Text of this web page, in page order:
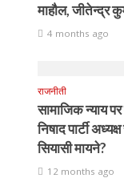
माहौल, जीतेन्द्र
4 months ago
राजनीती
सामाजिक न्याय
निषाद पार्टी
सियासी मायने?
12 months ago